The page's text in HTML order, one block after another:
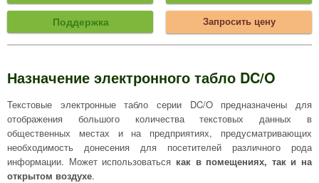
Поддержка Запросить цену
Назначение электронного табло DC/O
Текстовые электронные табло серии DC/O предназначены для
отображения большого количества текстовых данных в
общественных местах и на предприятиях, предусматривающих
необходимость донесения для посетителей различного рода
информации. Может использоваться как в помещениях, так и на
открытом воздухе.